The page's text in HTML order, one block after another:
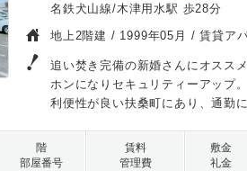
名鉄犬山線/木津用水駅 歩28分
地上2階建 / 1999年05月 / 賃貸ア
追い焚き完備の新婚さんにオスス
ホンになりセキュリティーアップ
利便性が良い扶桑町にあり、通勤
階
部屋番号
賃料
管理費
敷金
礼金